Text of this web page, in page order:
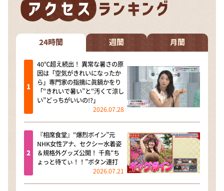
24時間 週間 月間
40℃超え続出！ 異常な暑さの原
因は「空気がきれいになったか
ら」専門家の指摘に眞鍋かをり
「“きれいで暑い”と“汚くて涼し
い”どっちがいいの!?」
2026.07.28
『相席食堂』“爆烈ボイン”元
NHK女性アナ、セクシー水着姿
＆規格外グッズ公開！ 千鳥“ち
ょっと待てぃ！！”ボタン連打
2026.07.21